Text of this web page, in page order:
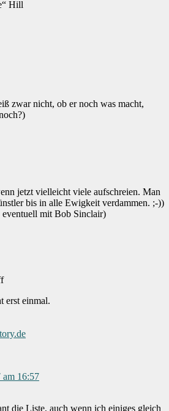
Hill
zwar nicht, ob er noch was macht,
jetzt vielleicht viele aufschreien. Man
bis in alle Ewigkeit verdammen. ;-))
mit Bob Sinclair)
erst einmal.
16:57
die Liste, auch wenn ich einiges gleich